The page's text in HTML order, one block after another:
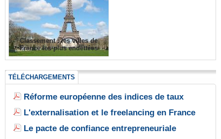
Classement : les villes de
France les plus endettées
TÉLÉCHARGEMENTS
Réforme européenne des indices de taux
L'externalisation et le freelancing en France
Le pacte de confiance entrepreneuriale